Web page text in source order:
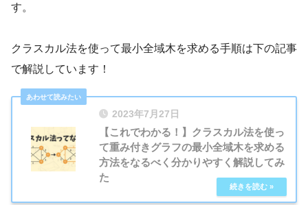
す。
クラスカル法を使って最小全域木を求める手順は下の記事
で解説しています！
2023年7月27日
【これでわかる！】クラスカル法を使っ
て重み付きグラフの最小全域木を求める
方法をなるべく分かりやすく解説してみ
た